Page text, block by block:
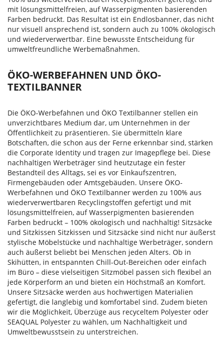
mit lösungsmittelfreien, auf Wasserpigmenten basierenden
Farben bedruckt. Das Resultat ist ein Endlosbanner, das nicht
nur visuell ansprechend ist, sondern auch zu 100% ökologisch
und wiederverwertbar. Eine bewusste Entscheidung für
umweltfreundliche Werbemaßnahmen.
ÖKO-WERBEFAHNEN UND ÖKO-
TEXTILBANNER
Die ÖKO-Werbefahnen und ÖKO Textilbanner stellen ein
unverzichtbares Medium dar, um Unternehmen in der
Öffentlichkeit zu präsentieren. Sie übermitteln klare
Botschaften, die schon aus der Ferne erkennbar sind, stärken
die Corporate Identity und tragen zur Imagepflege bei. Diese
nachhaltigen Werbeträger sind heutzutage ein fester
Bestandteil des Alltags, sei es vor Einkaufszentren,
Firmengebäuden oder Amtsgebäuden. Unsere ÖKO-
Werbefahnen und ÖKO Textilbanner werden zu 100% aus
wiederverwertbaren Recyclingstoffen gefertigt und mit
lösungsmittelfreien, auf Wasserpigmenten basierenden
Farben bedruckt – 100% ökologisch und nachhaltig! Sitzsäcke
und Sitzkissen Sitzkissen und Sitzsäcke sind nicht nur äußerst
stylische Möbelstücke und nachhaltige Werbeträger, sondern
auch äußerst beliebt bei Menschen jeden Alters. Ob in
Skihütten, in entspannten Chill-Out-Bereichen oder einfach
im Büro – diese vielseitigen Sitzmöbel passen sich flexibel an
jede Körperform an und bieten ein Höchstmaß an Komfort.
Unsere Sitzsäcke werden aus hochwertigen Materialien
gefertigt, die langlebig und komfortabel sind. Zudem bieten
wir die Möglichkeit, Überzüge aus recyceltem Polyester oder
SEAQUAL Polyester zu wählen, um Nachhaltigkeit und
Umweltbewusstsein zu unterstreichen.